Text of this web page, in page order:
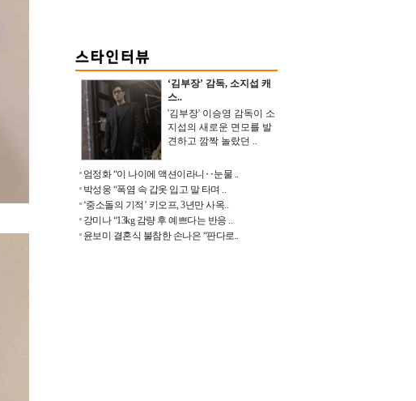
‘김부장’ 감독, 소지섭 캐
스..
'김부장' 이승영 감독이 소
지섭의 새로운 면모를 발
견하고 깜짝 놀랐던 ..
엄정화 “이 나이에 액션이라니‥눈물 ..
박성웅 “폭염 속 갑옷 입고 말 타며 ..
‘중소돌의 기적’ 키오프, 3년만 사옥..
강미나 “13kg 감량 후 예쁘다는 반응 ..
윤보미 결혼식 불참한 손나은 “판다로..